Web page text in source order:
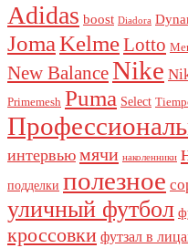
Adidas boost Diadora
JomaKelmeLotto
New BalanceNike
Primemesh Puma Select
интервью мячи наколенники
подделки полезное
уличный футбол
кроссовки футзал в